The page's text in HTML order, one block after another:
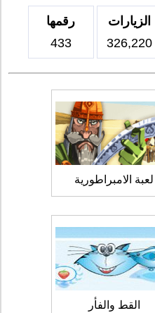
الزيارات
326,220
رقمها
433
لعبة الامبراطورية
القط والفأر